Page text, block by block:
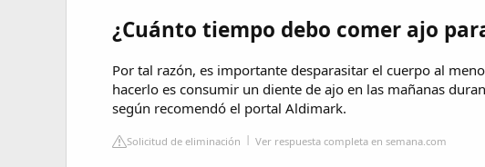
¿Cuánto tiempo debo comer ajo
Por tal razón, es importante desparasitar el cuerpo al
hacerlo es consumir un diente de ajo en las mañanas
según recomendó el portal Aldimark.
Solicitud de eliminación Ver respuesta completa en semana.com